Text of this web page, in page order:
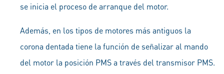
se inicia el proceso de arranque del motor.
Además, en los tipos de motores más antiguos la
corona dentada tiene la función de señalizar al mando
del motor la posición PMS a través del transmisor PMS.